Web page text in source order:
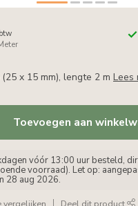
x 15 mm), lengte 2 m Lees
Toevoegen aan
vóór 13:00 uur besteld,
voorraad). Let op:
28 aug 2026.
vergelijken Deel dit product